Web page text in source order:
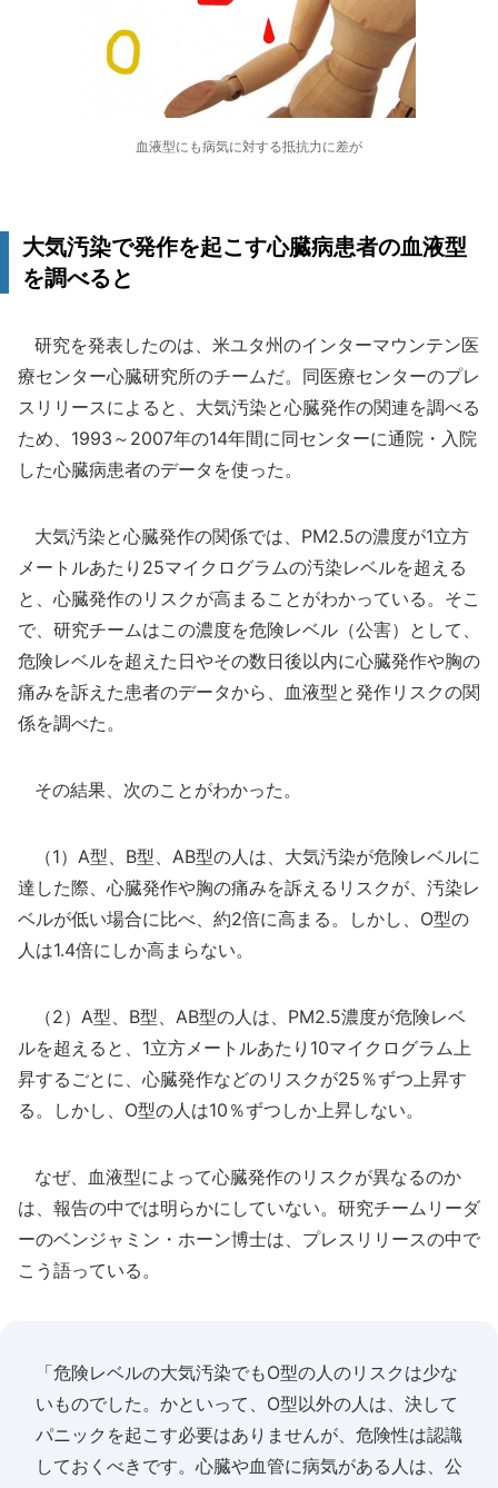
血液型にも病気に対する抵抗力に差が
大気汚染で発作を起こす心臓病患者の血液型
を調べると
研究を発表したのは、米ユタ州のインターマウンテン医
療センター心臓研究所のチームだ。同医療センターのプレ
スリリースによると、大気汚染と心臓発作の関連を調べる
ため、1993～2007年の14年間に同センターに通院・入院
した心臓病患者のデータを使った。
大気汚染と心臓発作の関係では、PM2.5の濃度が1立方
メートルあたり25マイクログラムの汚染レベルを超える
と、心臓発作のリスクが高まることがわかっている。そこ
で、研究チームはこの濃度を危険レベル（公害）として、
危険レベルを超えた日やその数日後以内に心臓発作や胸の
痛みを訴えた患者のデータから、血液型と発作リスクの関
係を調べた。
その結果、次のことがわかった。
（1）A型、B型、AB型の人は、大気汚染が危険レベルに
達した際、心臓発作や胸の痛みを訴えるリスクが、汚染レ
ベルが低い場合に比べ、約2倍に高まる。しかし、O型の
人は1.4倍にしか高まらない。
（2）A型、B型、AB型の人は、PM2.5濃度が危険レベ
ルを超えると、1立方メートルあたり10マイクログラム上
昇するごとに、心臓発作などのリスクが25％ずつ上昇す
る。しかし、O型の人は10％ずつしか上昇しない。
なぜ、血液型によって心臓発作のリスクが異なるのか
は、報告の中では明らかにしていない。研究チームリーダ
ーのベンジャミン・ホーン博士は、プレスリリースの中で
こう語っている。
「危険レベルの大気汚染でもO型の人のリスクは少な
いものでした。かといって、O型以外の人は、決して
パニックを起こす必要はありませんが、危険性は認識
しておくべきです。心臓や血管に病気がある人は、公